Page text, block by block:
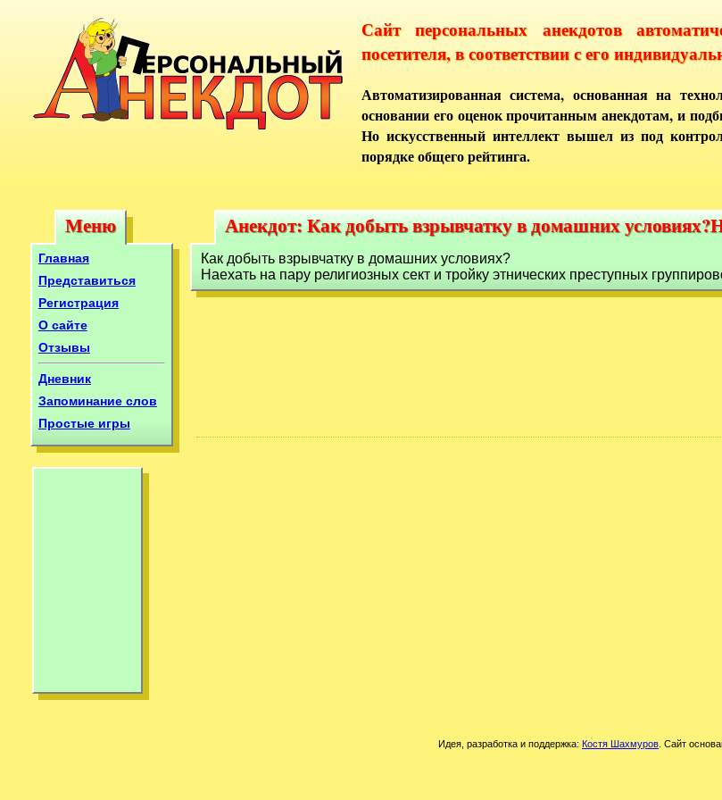
Сайт персональных анекдотов
посетителя, в соответствии с его
Автоматизированная система, основанная на
основании его оценок прочитанным анекдотам, и
Но искусственный интеллект вышел из под
порядке общего рейтинга.
Меню
Меню
Главная
Представиться
Регистрация
О сайте
Отзывы
Дневник
Запоминание слов
Простые игры
Анекдот: Как добыть взрывчатку в домашних
Анекдот: Как добыть взрывчатку в домашних
Как добыть взрывчатку в домашних условиях?
Наехать на пару религиозных сект и тройку этнических преступных
Идея, разработка и поддержка: Костя Шахмуров . Сайт